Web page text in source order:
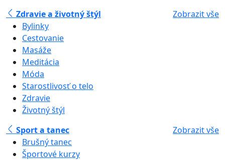
Zdravie a životný štýl
Zobrazit vše
Bylinky
Cestovanie
Masáže
Meditácia
Móda
Starostlivosť o telo
Zdravie
Životný štýl
Sport a tanec
Zobrazit vše
Brušný tanec
Športové kurzy